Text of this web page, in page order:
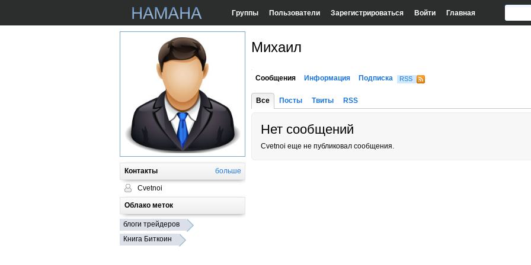
Группы Пользователи Зарегистрироваться Войти Главная
Контакты больше
Cvetnoi
Облако меток
блоги трейдеров
Книга Биткоин
Михаил
Сообщения Информация Подписка RSS
Все Посты Твиты RSS
Нет сообщений
Cvetnoi еще не публиковал сообщения.